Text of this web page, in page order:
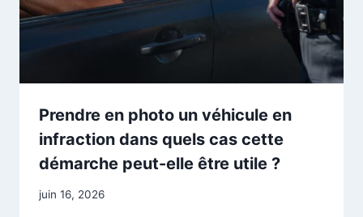
Prendre en photo un véhicule en
infraction dans quels cas cette
démarche peut-elle être utile ?
juin 16, 2026